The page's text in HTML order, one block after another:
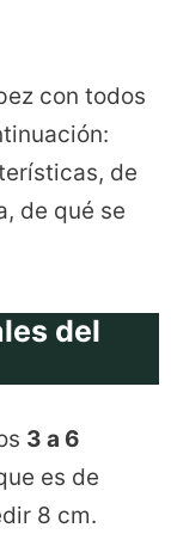
con todos
de
de qué se
del
3 a 6
es de
8 cm.